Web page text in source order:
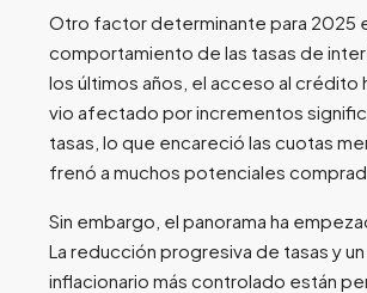
Otro factor determinante para 2025
comportamiento de las tasas de
los últimos años, el acceso al crédito
vio afectado por incrementos
tasas, lo que encareció las cuotas
frenó a muchos potenciales
Sin embargo, el panorama ha
La reducción progresiva de tasas y
inflacionario más controlado están